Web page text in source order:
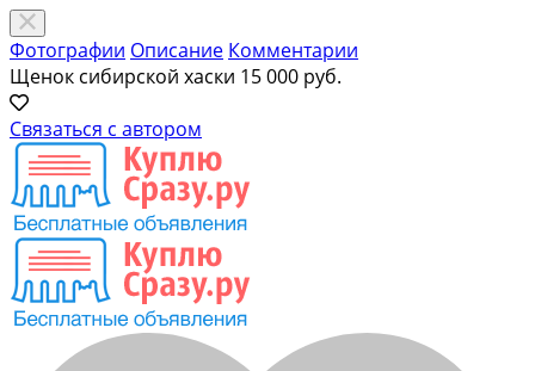
Фотографии Описание Комментарии
Щенок сибирской хаски 15 000 руб.
Связаться с автором